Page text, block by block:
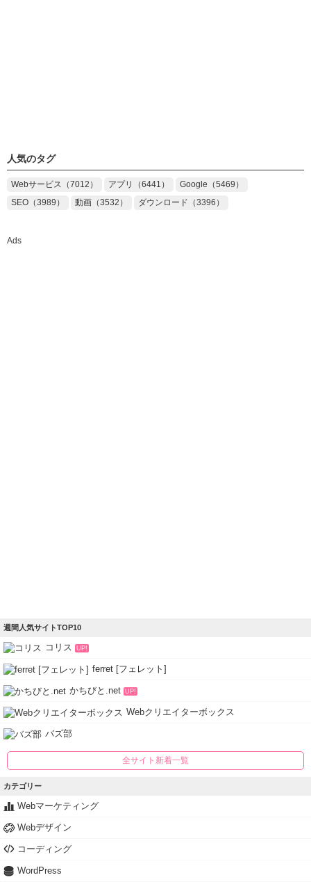
人気のタグ
Webサービス（7012） アプリ（6441）
Google（5469）
SEO（3989）
動画（3532） ダウンロード（3396）
Ads
週間人気サイトTOP10
コリス UP!
ferret [フェレット]
かちびと.net UP!
Webクリエイターボックス
バズ部
全サイト新着一覧
カテゴリー
Webマーケティング
Webデザイン
コーディング
WordPress